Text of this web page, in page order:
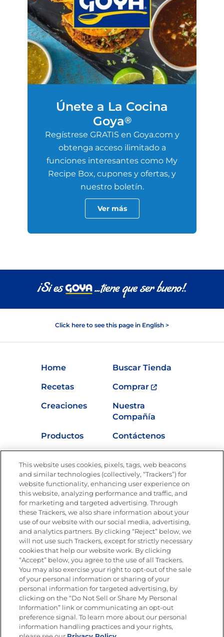
Únete a La Cocina
Goya®
Regístrese GRATIS en Goya.com y
obtenga acceso ilimitado a
funciones interesantes como My
Recipe Box, cupones y ofertas, y
nuestro boletín.
Ver más
Click here to see this page in English >
Home
Buscar Tienda
Recetas
Comprar
Creaciones
Nuestra
Compañía
Productos
Contáctenos
Nutrición
Únete a La Cocina Goya®
Recibe Nuevas Recetas, Ofertas Especiales y
Promociones
Email(Obligatorio)
SÍGUENOS EN LAS REDES SOCIALES
This website uses cookies, pixels, tags, web beacons
and similar technologies (collectively, “Trackers”) for
website functionality, enhancing user experience on
this website, analyzing performance and traffic, and
for marketing and targeted advertising. Through
these Trackers, we also share information about your
use of our website with our social media, advertising,
and analytics partners. By clicking “Reject” below, we
will not use such Trackers, except for strictly necessary
cookies that help our website work. By clicking
“Accept” below, you agree to the use of all Trackers.
You may also exercise your right to opt-out of the sale
of your personal information or sharing of your
personal information for targeted advertising, by
clicking on the “Do Not Sell or Share My Personal
Information” link or communicating an opt-out
preference signal. To learn more about our personal
information handling practices and your rights,